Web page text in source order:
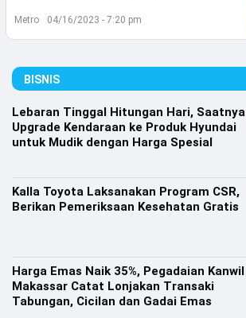
©
Copyright
2026
.
All
Right
Reserved
Metro 04/16/2023 - 7:20 pm
BISNIS
Lebaran Tinggal Hitungan Hari, Saatnya
Upgrade Kendaraan ke Produk Hyundai
untuk Mudik dengan Harga Spesial
Kalla Toyota Laksanakan Program CSR,
Berikan Pemeriksaan Kesehatan Gratis
Harga Emas Naik 35%, Pegadaian Kanwil
Makassar Catat Lonjakan Transaki
Tabungan, Cicilan dan Gadai Emas